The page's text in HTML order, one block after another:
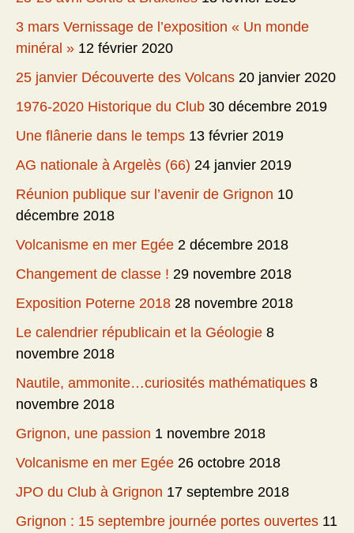
3 mars Vernissage de l’exposition « Un monde
minéral » 12 février 2020
25 janvier Découverte des Volcans 20 janvier 2020
1976-2020 Historique du Club 30 décembre 2019
Une flânerie dans le temps 13 février 2019
AG nationale à Argelès (66) 24 janvier 2019
Réunion publique sur l’avenir de Grignon 10
décembre 2018
Volcanisme en mer Egée 2 décembre 2018
Changement de classe ! 29 novembre 2018
Exposition Poterne 2018 28 novembre 2018
Le calendrier républicain et la Géologie 8
novembre 2018
Nautile, ammonite…curiosités mathématiques 8
novembre 2018
Grignon, une passion 1 novembre 2018
Volcanisme en mer Egée 26 octobre 2018
JPO du Club à Grignon 17 septembre 2018
Grignon : 15 septembre journée portes ouvertes 11